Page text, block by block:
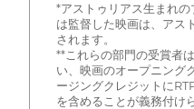
*アストゥリアス生まれ
は監督した映画は、アス
されます。
**これらの部門の受賞者
い、映画のオープニング
ージングクレジットに
を含めることが義務付け